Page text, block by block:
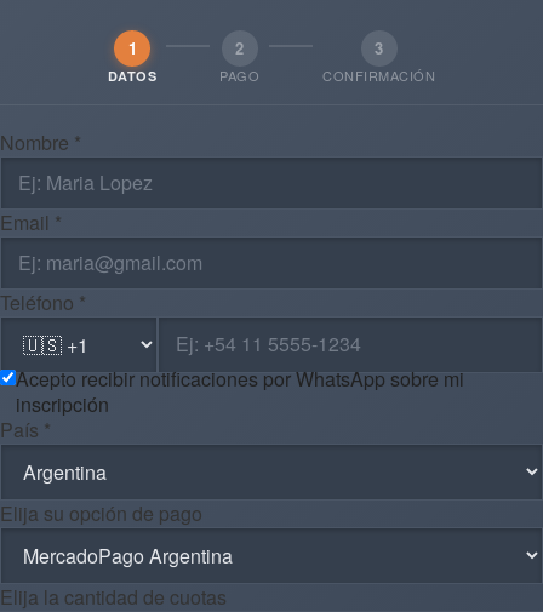
1
DATOS
2
PAGO
3
CONFIRMACIÓN
Nombre *
Email *
Teléfono *
Acepto recibir notificaciones por WhatsApp sobre mi
inscripción
País *
Elija su opción de pago
Elija la cantidad de cuotas